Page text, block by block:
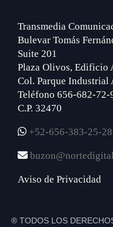
Transmedia
Bulevar Tomás
Suite 201
Plaza Olivos, Edificio
Col. Parque Industrial
Teléfono 656-682-72-
C.P. 32470
+52-656-383-25-28
Aviso de Privacidad
® TODOS LOS